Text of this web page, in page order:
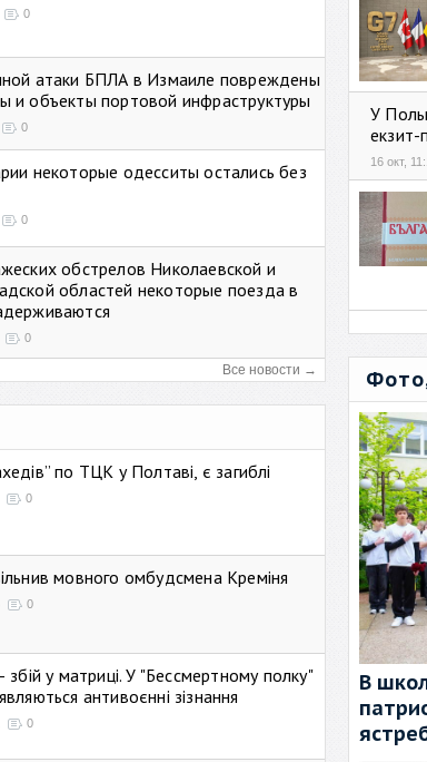
0
атаки БПЛА в Измаиле повреждены
и объекты портовой инфраструктуры
0
некоторые одесситы остались без
0
обстрелов Николаевской и
областей некоторые поезда в
0
Все новости →
по ТЦК у Полтаві, є загиблі
0
мовного омбудсмена Креміня
0
збій у матриці. У "Бессмертному полку"
антивоєнні зізнання
0
У
екзит-
16 окт,
В